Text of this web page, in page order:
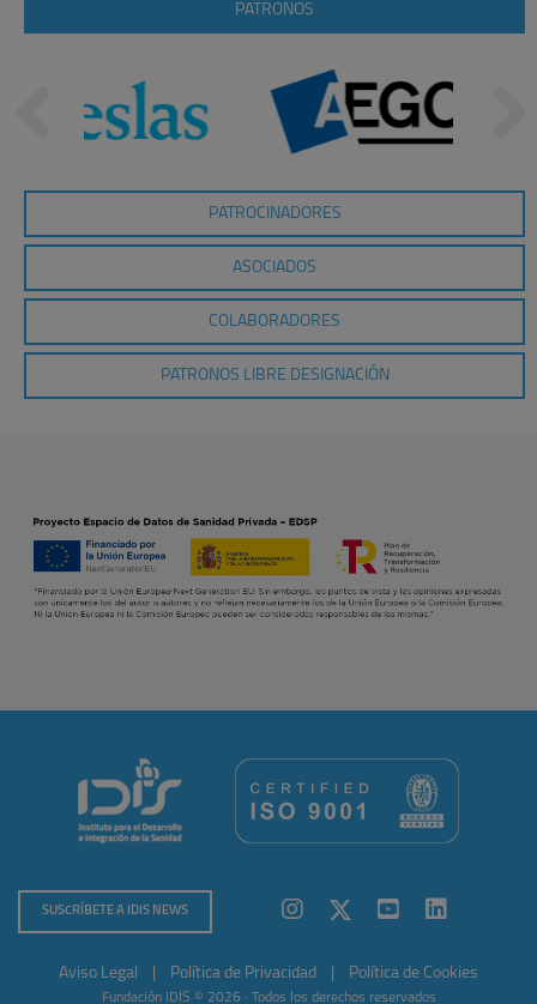
PATRONOS
PATROCINADORES
ASOCIADOS
COLABORADORES
PATRONOS LIBRE DESIGNACIÓN
SUSCRÍBETE A IDIS NEWS
Aviso Legal Política de Privacidad Política de Cookies
Fundación IDIS © 2026 · Todos los derechos reservados